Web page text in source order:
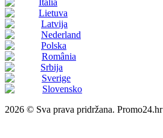
Lietuva
Latvija
Nederland
Polska
România
Srbija
Sverige
Slovensko
2026 © Sva prava pridržana. Promo24.hr